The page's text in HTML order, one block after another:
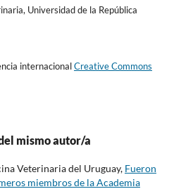
Universidad de la República
internacionalCreative Commons
mismo autor/a
Veterinaria del Uruguay, Fueron
miembros de la Academia